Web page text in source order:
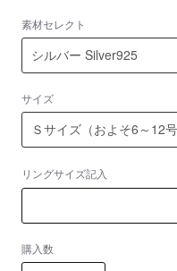
素材セレクト
サイズ
リングサイズ記入
購入数